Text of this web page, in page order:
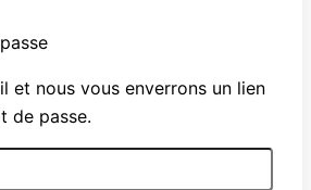
et nous vous enverrons un lien
de passe.